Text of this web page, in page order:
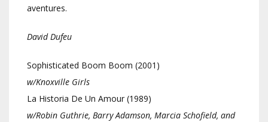
aventures.
David Dufeu
Sophisticated Boom Boom (2001)
w/Knoxville Girls
La Historia De Un Amour (1989)
w/Robin Guthrie, Barry Adamson, Marcia Schofield, and